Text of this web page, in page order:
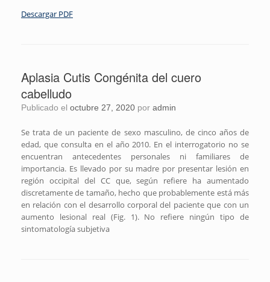
Descargar PDF
Aplasia Cutis Congénita del cuero
cabelludo
Publicado el octubre 27, 2020 por admin
Se trata de un paciente de sexo masculino, de cinco años de
edad, que consulta en el año 2010. En el interrogatorio no se
encuentran antecedentes personales ni familiares de
importancia. Es llevado por su madre por presentar lesión en
región occipital del CC que, según refiere ha aumentado
discretamente de tamaño, hecho que probablemente está más
en relación con el desarrollo corporal del paciente que con un
aumento lesional real (Fig. 1). No refiere ningún tipo de
sintomatología subjetiva